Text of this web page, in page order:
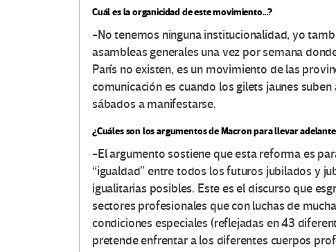
Cuál es la organicidad de este movimiento…?
-No tenemos ninguna institucionalidad, yo
asambleas generales una vez por semana
París no existen, es un movimiento de las
comunicación es cuando los gilets jaunes
sábados a manifestarse.
¿Cuáles son los argumentos de Macron para llevar
-El argumento sostiene que esta reforma es
“igualdad” entre todos los futuros jubilados y
igualitarias posibles. Este es el discurso que
sectores profesionales que con luchas de
condiciones especiales (reflejadas en 43
pretende enfrentar a los diferentes cuerpos